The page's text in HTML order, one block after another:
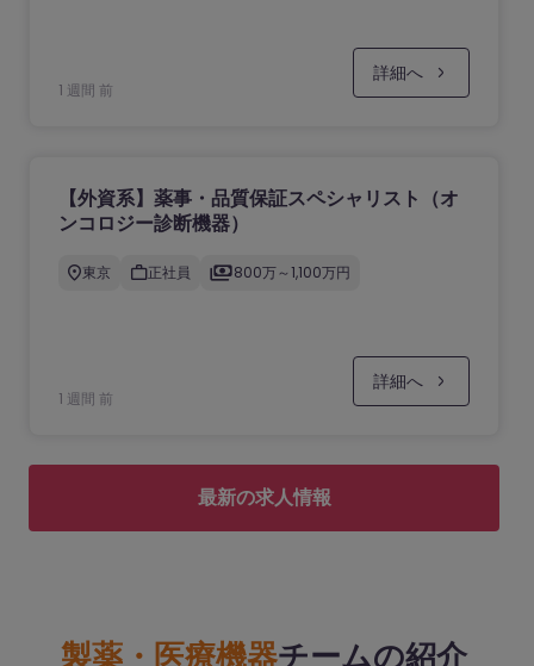
1 週間 前
詳細へ
【外資系】薬事・品質保証スペシャリスト（オ
ンコロジー診断機器）
東京 正社員 800万～1,100万円
1 週間 前
詳細へ
最新の求人情報
製薬・医療機器チームの紹介